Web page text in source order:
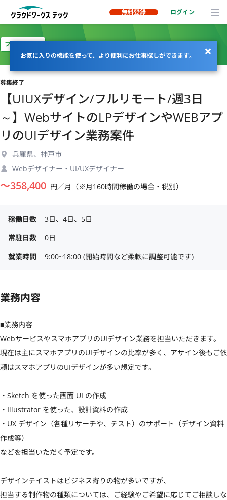
無料登録 ログイン
お気に入りの機能を使って、より便利にお仕事探しができます。
フルリモート
募集終了
【UIUXデザイン/フルリモート/週3日
～】WebサイトのLPデザインやWEBアプ
リのUIデザイン業務案件
兵庫県、神戸市
Webデザイナー・UI/UXデザイナー
〜358,400 円／月（※月160時間稼働の場合・税別）
稼働日数
3日、4日、5日
常駐日数
0日
就業時間
9:00~18:00 (開始時間など柔軟に調整可能です)
業務内容
■業務内容
WebサービスやスマホアプリのUIデザイン業務を担当いただきます。
現在は主にスマホアプリのUIデザインの比率が多く、アサイン後もご依
頼はスマホアプリのUIデザインが多い想定です。
・Sketch を使った画面 UI の作成
・Illustrator を使った、設計資料の作成
・UX デザイン（各種リサーチや、テスト）のサポート（デザイン資料
作成等）
などを担当いただく予定です。
デザインテイストはビジネス寄りの物が多いですが、
担当する制作物の種類については、ご経験やご希望に応じてご相談しな